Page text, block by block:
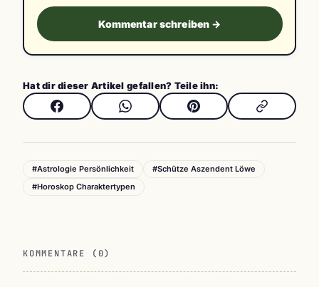
Kommentar schreiben →
Hat dir dieser Artikel gefallen? Teile ihn:
#Astrologie Persönlichkeit
#Schütze Aszendent Löwe
#Horoskop Charaktertypen
KOMMENTARE (0)